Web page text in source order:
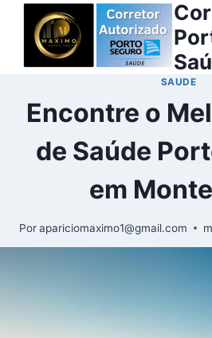
SAUDE
Encontre o
de Saúde
em
Porapariciomaximo1@gmail.com